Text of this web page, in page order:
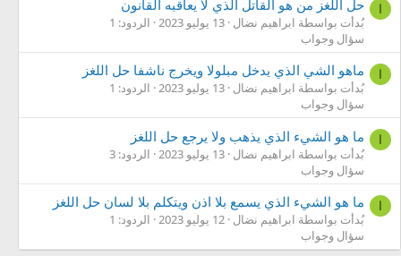
ا حل اللغز من هو القاتل الذي لا يعاقبه القانون
بُدأت بواسطة ابراهيم نضال 13 يوليو 2023
الردود: 1
سؤال وجواب
ا ماهو الشي الذي يدخل مبلولا ويخرج ناشفا حل اللغز
بُدأت بواسطة ابراهيم نضال 13 يوليو 2023
الردود: 1
سؤال وجواب
ا ما هو الشيء الذي يذهب ولا يرجع حل اللغز
بُدأت بواسطة ابراهيم نضال 13 يوليو 2023
الردود: 3
سؤال وجواب
ا ما هو الشيء الذي يسمع بلا اذن ويتكلم بلا لسان حل اللغز
بُدأت بواسطة ابراهيم نضال 12 يوليو 2023
الردود: 1
سؤال وجواب